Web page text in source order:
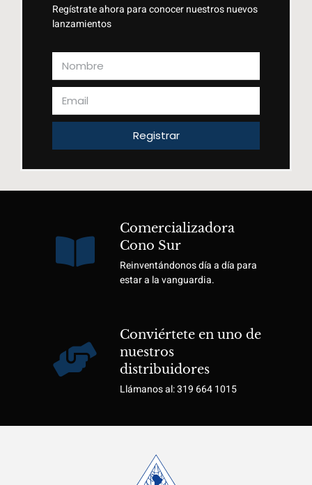
Regístrate ahora para conocer nuestros nuevos
lanzamientos
Registrar
Comercializadora
Cono Sur
Reinventándonos día a día para
estar a la vanguardia.
Conviértete en uno de
nuestros
distribuidores
Llámanos al: 319 664 1015